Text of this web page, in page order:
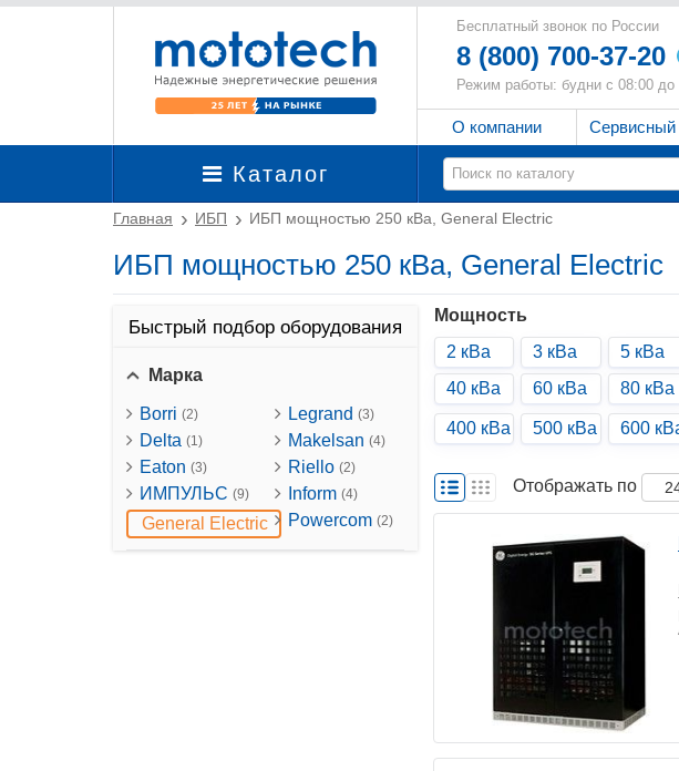
Бесплатный звонок по России
8 (800) 700-37-20
Режим работы: будни с 08:00 до
О компании Сервисный
Каталог
Главная ИБП ИБП мощностью 250 кВа, General Electric
ИБП мощностью 250 кВа, General Electric
Быстрый подбор оборудования
Марка
Borri (2)
Delta (1)
Eaton (3)
ИМПУЛЬС (9)
General Electric
Legrand (3)
Makelsan (4)
Riello (2)
Inform (4)
Powercom (2)
Мощность
2 кВа
3 кВа 5 кВа
40 кВа
60 кВа 80 кВа
400 кВа 500 кВа 600
Отображать по